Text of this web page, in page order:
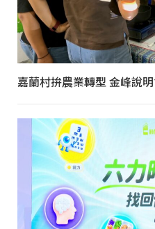
嘉蘭村拚農業轉型 金峰說